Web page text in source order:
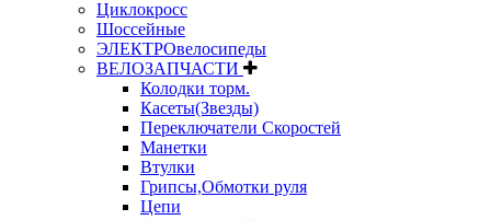
Циклокросс
Шоссейные
ЭЛЕКТРОвелосипеды
ВЕЛОЗАПЧАСТИ
Колодки торм.
Касеты(Звезды)
Переключатели Скоростей
Манетки
Втулки
Грипсы,Обмотки руля
Цепи